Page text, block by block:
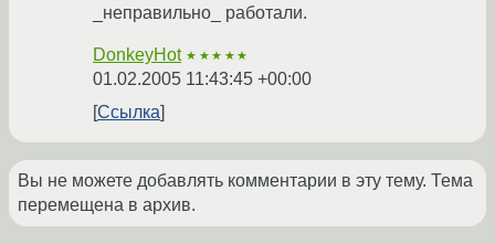
_неправильно_ работали.
DonkeyHot ★★★★★
01.02.2005 11:43:45 +00:00
Ссылка
Вы не можете добавлять комментарии в эту тему. Тема
перемещена в архив.